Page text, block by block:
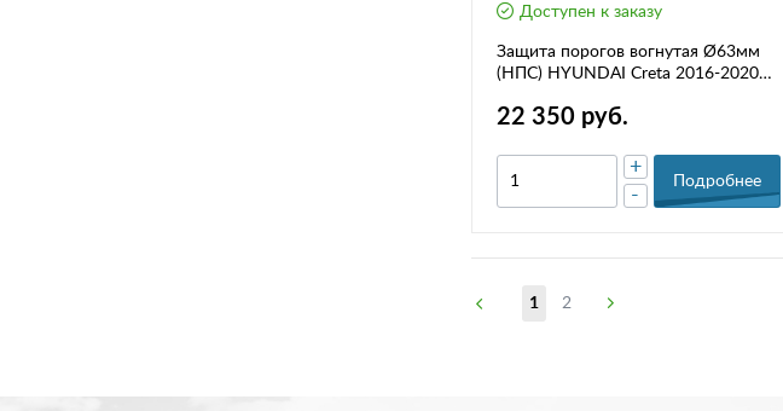
Доступен к заказу
Защита порогов вогнутая Ø63мм
(НПС) HYUNDAI Creta 2016-2020
22 350 руб.
-
+
Подробнее
1 2